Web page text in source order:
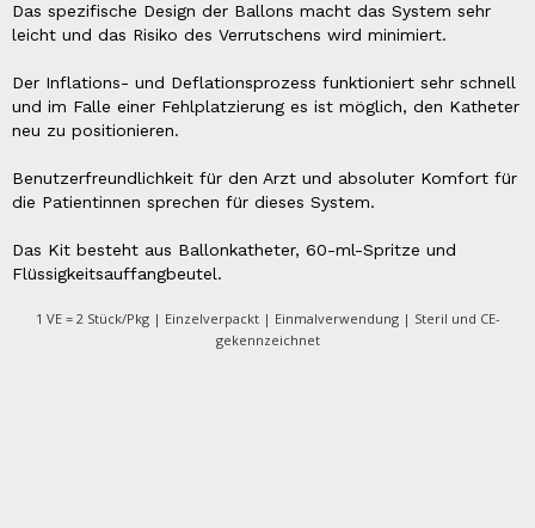
Das spezifische Design der Ballons macht das System sehr
leicht und das Risiko des Verrutschens wird minimiert.
Der Inflations- und Deflationsprozess funktioniert sehr schnell
und im Falle einer Fehlplatzierung es ist möglich, den Katheter
neu zu positionieren.
Benutzerfreundlichkeit für den Arzt und absoluter Komfort für
die Patientinnen sprechen für dieses System.
Das Kit besteht aus Ballonkatheter, 60-ml-Spritze und
Flüssigkeitsauffangbeutel.
1 VE = 2 Stück/Pkg | Einzelverpackt | Einmalverwendung | Steril und CE-
gekennzeichnet